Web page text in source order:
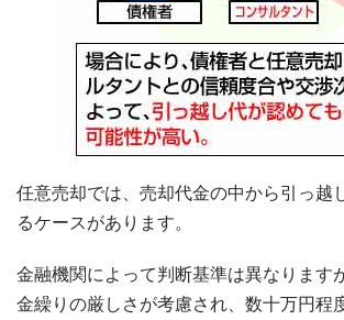
任意売却では、売却代金の中から引っ越
るケースがあります。
金融機関によって判断基準は異なります
金繰りの厳しさが考慮され、数十万円程